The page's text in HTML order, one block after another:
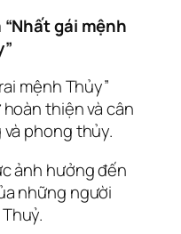
gái mệnh
mệnh Thủy”
thiện và cân
phong thủy.
ảnh hưởng đến
những người